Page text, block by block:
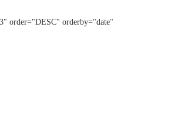
order="DESC" orderby="date"